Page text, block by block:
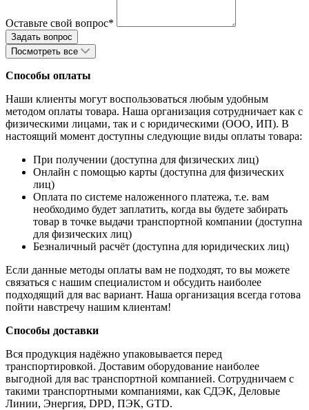
Оставьте свой вопрос*
Посмотреть все
Способы оплаты
Наши клиенты могут воспользоваться любым удобным
методом оплаты товара. Наша организация сотрудничает как с
физическими лицами, так и с юридическими (ООО, ИП). В
настоящий момент доступны следующие виды оплаты товара:
При получении (доступна для физических лиц)
Онлайн с помощью карты (доступна для физических
лиц)
Оплата по системе наложенного платежа, т.е. вам
необходимо будет заплатить, когда вы будете забирать
товар в точке выдачи транспортной компании (доступна
для физических лиц)
Безналичный расчёт (доступна для юридических лиц)
Если данные методы оплаты вам не подходят, то вы можете
связаться с нашим специалистом и обсудить наиболее
подходящий для вас вариант. Наша организация всегда готова
пойти навстречу нашим клиентам!
Способы доставки
Вся продукция надёжно упаковывается перед
транспортировкой. Доставим оборудование наиболее
выгодной для вас транспортной компанией. Сотрудничаем с
такими транспортными компаниями, как СДЭК, Деловые
Линии, Энергия, DPD, ПЭК, GTD.